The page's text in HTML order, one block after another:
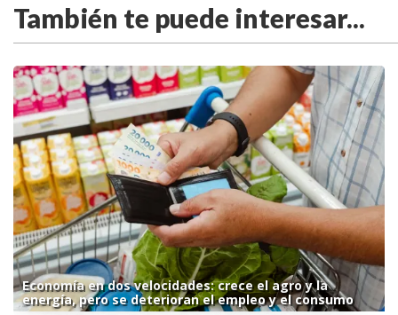
También te puede interesar...
Economía en dos velocidades: crece el agro y la
energía, pero se deterioran el empleo y el consumo